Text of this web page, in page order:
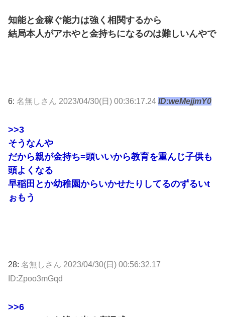
知能と金稼ぐ能力は強く相関するから
結局本人がアホやと金持ちになるのは難しいんやで
6: 名無しさん 2023/04/30(日) 00:36:17.24 ID:weMejjmY0
>>3
そうなんや
だから親が金持ち=頭いいから教育を重んじ子供も
頭よくなる
早稲田とか幼稚園からいかせたりしてるのずるいt
ぉもう
28: 名無しさん 2023/04/30(日) 00:56:32.17
ID:Zpoo3mGqd
>>6